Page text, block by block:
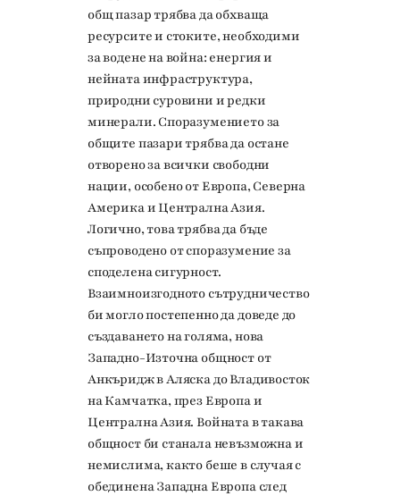
общ пазар трябва да обхваща
ресурсите и стоките, необходими
за водене на война: енергия и
нейната инфраструктура,
природни суровини и редки
минерали. Споразумението за
общите пазари трябва да остане
отворено за всички свободни
нации, особено от Европа, Северна
Америка и Централна Азия.
Логично, това трябва да бъде
съпроводено от споразумение за
споделена сигурност.
Взаимноизгодното сътрудничество
би могло постепенно да доведе до
създаването на голяма, нова
Западно-Източна общност от
Анкъридж в Аляска до Владивосток
на Камчатка, през Европа и
Централна Азия. Войната в такава
общност би станала невъзможна и
немислима, както беше в случая с
обединена Западна Европа след